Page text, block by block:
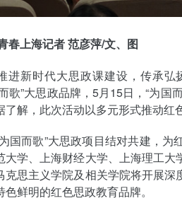
春上海记者 范彦萍/文、图
进新时代大思政课建设，传承
歌”大思政品牌，5月15日，“为
了解，此次活动以多元形式推动红
国而歌”大思政项目结对共建，
大学、上海财经大学、上海理工
克思主义学院及相关学院将开展
色鲜明的红色思政教育品牌。